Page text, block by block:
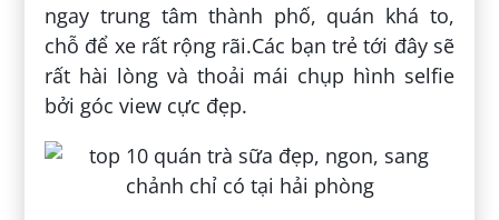
ngay trung tâm thành phố, quán khá to,
chỗ để xe rất rộng rãi.Các bạn trẻ tới đây sẽ
rất hài lòng và thoải mái chụp hình selfie
bởi góc view cực đẹp.